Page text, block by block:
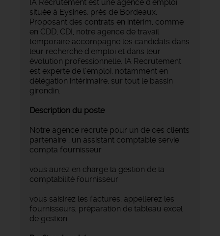
IA Recrutement est une agence d'emploi
située à Eysines, près de Bordeaux.
Proposant des contrats en intérim, comme
en CDD, CDI, notre agence de travail
temporaire accompagne les candidats dans
leur recherche d'emploi et dans leur
évolution professionnelle. IA Recrutement
est experte de l'emploi, notamment en
délégation intérimaire, sur tout le bassin
girondin.
Description du poste
Notre agence recrute pour un de ces clients
partenaire , un assistant comptable servie
compta fournisseur
vous aurez en charge la gestion de la
comptabilité fournisseur
vous saisirez les factures, appellerez les
fournisseurs, préparation de tableau excel
de gestion